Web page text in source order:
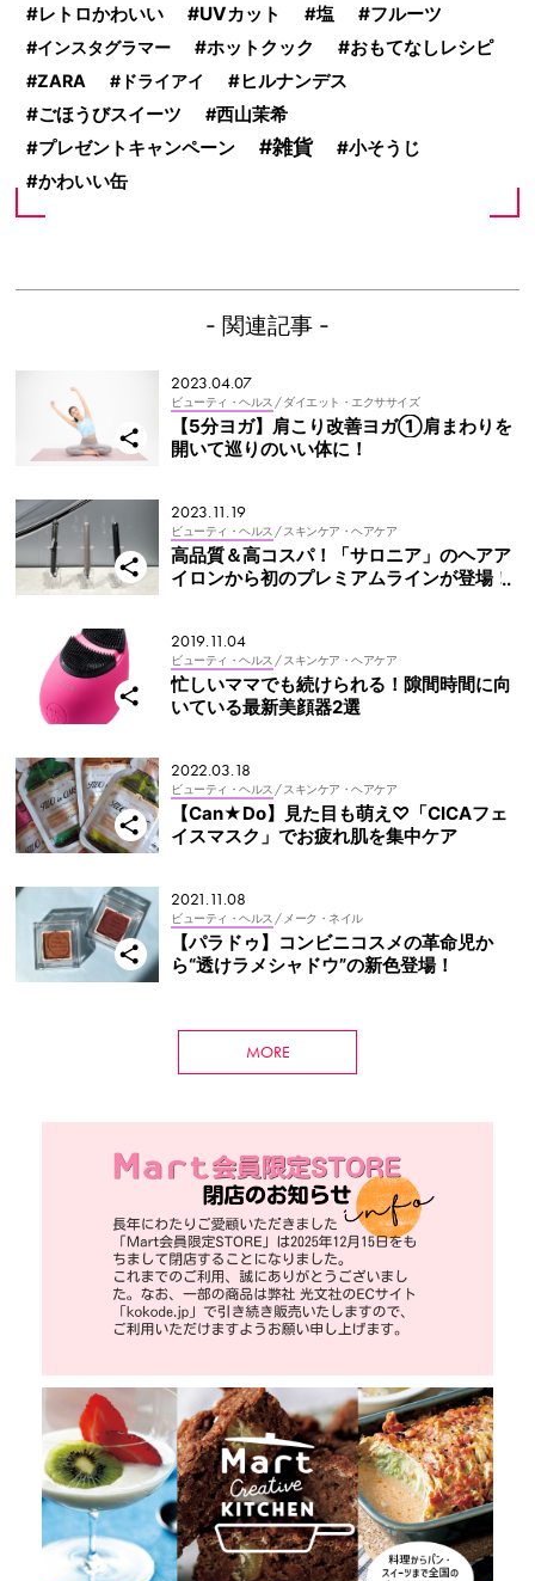
レトロかわいい UVカット 塩 フルーツ
インスタグラマー ホットクック おもてなしレシピ
ZARA ドライアイ ヒルナンデス
ごほうびスイーツ
西山茉希
プレゼントキャンペーン
雑貨
小そうじ
かわいい缶
- 関連記事 -
2023.04.07
ビューティ・ヘルス / ダイエット・エクササイズ
【5分ヨガ】肩こり改善ヨガ①肩まわりを
開いて巡りのいい体に！
2023.11.19
ビューティ・ヘルス / スキンケア・ヘアケア
高品質＆高コスパ！「サロニア」のヘアア
イロンから初のプレミアムラインが登場！
2019.11.04
ビューティ・ヘルス / スキンケア・ヘアケア
忙しいママでも続けられる！隙間時間に向
いている最新美顔器2選
2022.03.18
ビューティ・ヘルス / スキンケア・ヘアケア
【Can★Do】見た目も萌え♡「CICAフェ
イスマスク」でお疲れ肌を集中ケア
2021.11.08
ビューティ・ヘルス / メーク・ネイル
【パラドゥ】コンビニコスメの革命児か
ら“透けラメシャドウ”の新色登場！
MORE